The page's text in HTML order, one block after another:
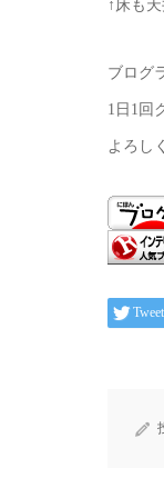
↑床も
ブログ
1日1回
よろし
Tweet